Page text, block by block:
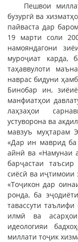
Пешвои
бузургӣ ва
пайваста дар
19 марти соли
намояндагони
муроҷиат карда,
таҳаввулоти
наврас бидуни
Бинобар ин,
манфиатҳои
лаҳзаҳои
устуворона ва
мавзуъ муҳтарам
«Дар ин маврид ба
айнӣ ва «Намунаи
барҷастаи
сиёсӣ ва иҷтимоии
«Тоҷикон дар
ронда, ба
тавассути
илмӣ ва
идеологияи
миллати тоҷик